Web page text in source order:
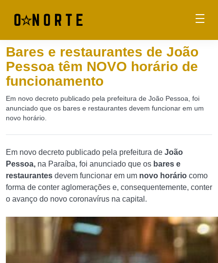
Bares e restaurantes de João
Pessoa têm NOVO horário de
funcionamento
Em novo decreto publicado pela prefeitura de João Pessoa, foi
anunciado que os bares e restaurantes devem funcionar em um
novo horário.
Em novo decreto publicado pela prefeitura de João
Pessoa, na Paraíba, foi anunciado que os bares e
restaurantes devem funcionar em um novo horário como
forma de conter aglomerações e, consequentemente, conter
o avanço do novo coronavírus na capital.